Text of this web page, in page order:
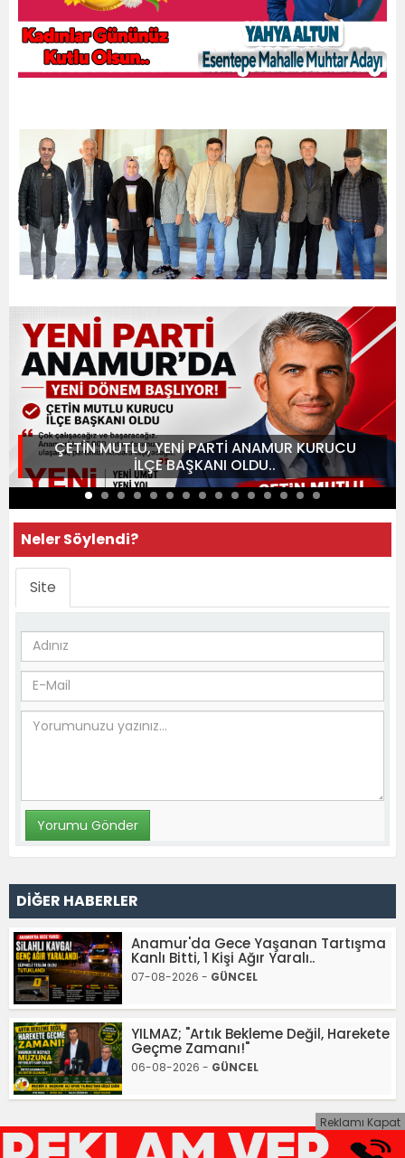
ÇETİN MUTLU, YENİ PARTİ ANAMUR KURUCU
İLÇE BAŞKANI OLDU..
Neler Söylendi?
Site
DİĞER HABERLER
Anamur'da Gece Yaşanan Tartışma
Kanlı Bitti, 1 Kişi Ağır Yaralı..
07-08-2026 - GÜNCEL
YILMAZ; "Artık Bekleme Değil, Harekete
Geçme Zamanı!"
06-08-2026 - GÜNCEL
Reklamı Kapat